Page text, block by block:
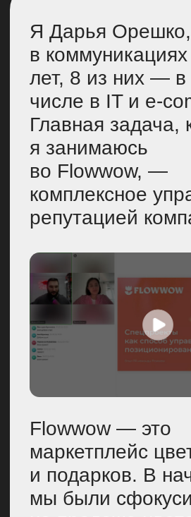
Flowwow — это
маркетплейс цветов
и подарков. В начале пути
мы были сфокусированы
на продаже цветов,
но в 2024 году после
зафиксировали нынешнее
позиционирование. У нас
можно приобрести самые
разные подарки —
от сладостей
до украшений
и сертификатов.